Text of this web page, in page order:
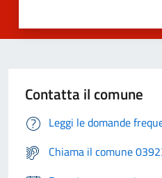
Contatta il comune
Leggi le domande
Chiama il comune